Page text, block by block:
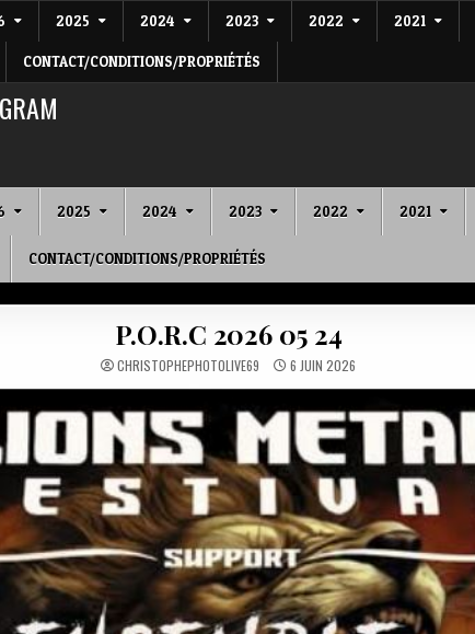
2025 2024 2023 2022 2021
CONTACT/CONDITIONS/PROPRIÉTÉS
2025 2024 2023 2022 2021
CONTACT/CONDITIONS/PROPRIÉTÉS
P.O.R.C 2026 05 24
CHRISTOPHEPHOTOLIVE69 6 JUIN 2026